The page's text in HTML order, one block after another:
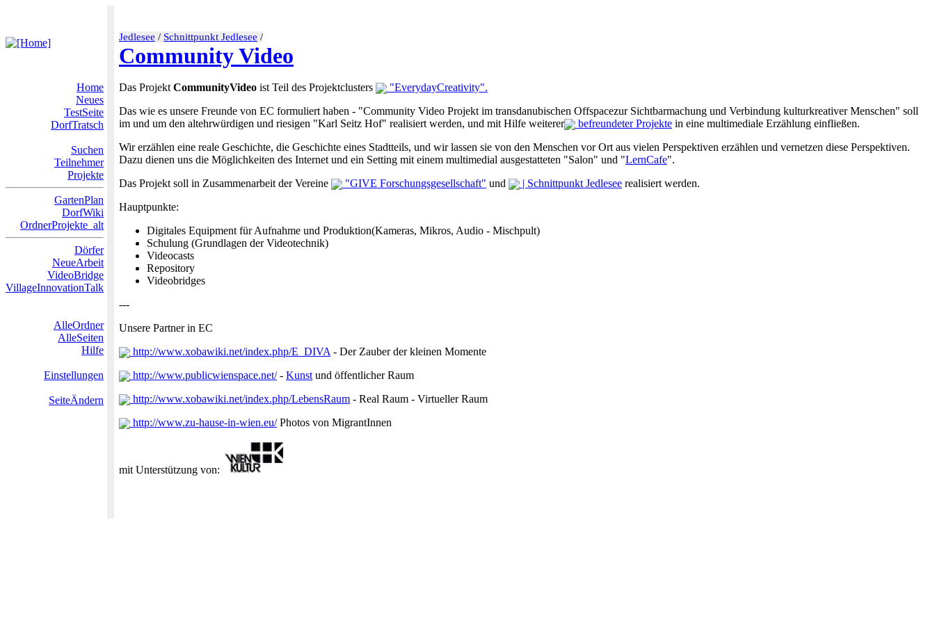
Jedlesee / Schnittpunkt Jedlesee /
Community Video
Home
Neues
TestSeite
DorfTratsch
Suchen
Teilnehmer
Projekte
GartenPlan
DorfWiki
OrdnerProjekte_alt
Dörfer
NeueArbeit
VideoBridge
VillageInnovationTalk
AlleOrdner
AlleSeiten
Hilfe
Einstellungen
SeiteÄndern
Das Projekt CommunityVideo ist Teil des Projektclusters
"EverydayCreativity".
Das wie es unsere Freunde von EC formuliert haben - "Community Video Projekt im transdanubischen Offspacezur Sichtbarmachung und Verbindung kulturkreativer Menschen" soll
im und um den altehrwürdigen und riesigen "Karl Seitz Hof" realisiert werden, und mit Hilfe weiterer
befreundeter Projekte in eine multimediale Erzählung einfließen.
Wir erzählen eine reale Geschichte, die Geschichte eines Stadtteils, und wir lassen sie von den Menschen vor Ort aus vielen Perspektiven erzählen und vernetzen diese Perspektiven.
Dazu dienen uns die Möglichkeiten des Internet und ein Setting mit einem multimedial ausgestatteten "Salon" und "LernCafe".
Das Projekt soll in Zusammenarbeit der Vereine
"GIVE Forschungsgesellschaft" und | Schnittpunkt Jedlesee realisiert werden.
Hauptpunkte:
Digitales Equipment für Aufnahme und Produktion(Kameras, Mikros, Audio - Mischpult)
Schulung (Grundlagen der Videotechnik)
Videocasts
Repository
Videobridges
---
Unsere Partner in EC
http://www.xobawiki.net/index.php/E_DIVA - Der Zauber der kleinen Momente
http://www.publicwienspace.net/- Kunst und öffentlicher Raum
http://www.xobawiki.net/index.php/LebensRaum - Real Raum - Virtueller Raum
http://www.zu-hause-in-wien.eu/Photos von MigrantInnen
mit Unterstützung von: